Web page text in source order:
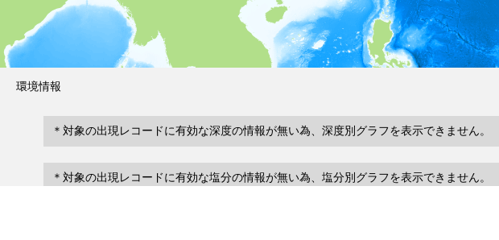
環境情報
＊対象の出現レコードに有効な深度の情報が無い為、深度別グラフを表示できません。
＊対象の出現レコードに有効な塩分の情報が無い為、塩分別グラフを表示できません。